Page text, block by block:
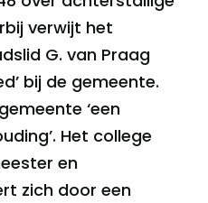
verwijt het
G. van Praag
bij de gemeente.
‘een
Het college
en
zich door een